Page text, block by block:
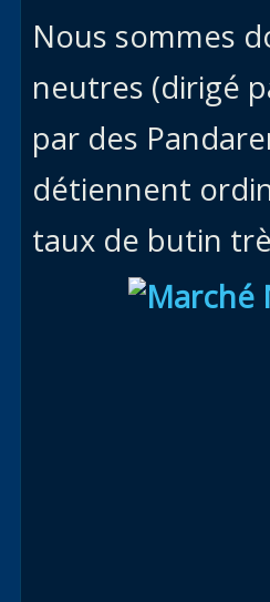
Nous sommes
neutres (dirigé
par des
détiennent
taux de butin